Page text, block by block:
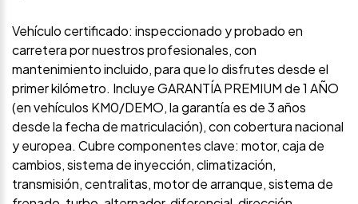
Vehículo certificado: inspeccionado y probado en
carretera por nuestros profesionales, con
mantenimiento incluido, para que lo disfrutes desde el
primer kilómetro. Incluye GARANTÍA PREMIUM de 1 AÑO
(en vehículos KM0/DEMO, la garantía es de 3 años
desde la fecha de matriculación), con cobertura nacional
y europea. Cubre componentes clave: motor, caja de
cambios, sistema de inyección, climatización,
transmisión, centralitas, motor de arranque, sistema de